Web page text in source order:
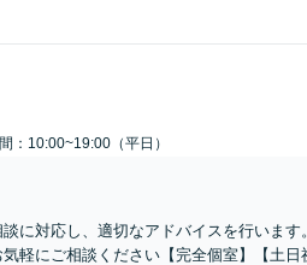
：10:00~19:00（平日）
に対応し、適切なアドバイスを行います
軽にご相談ください【完全個室】【土日